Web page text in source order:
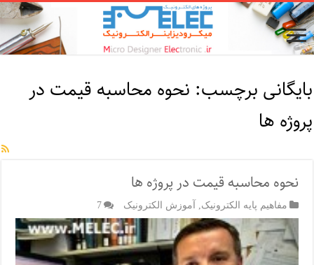
بایگانی برچسب: نحوه محاسبه قیمت در
پروژه ها
نحوه محاسبه قیمت در پروژه ها
مفاهیم پایه الکترونیک آموزش الکترونیک 7